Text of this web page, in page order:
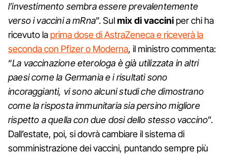
l’investimento sembra essere prevalentemente
verso i vaccini a mRna”. Sulmix di vacciniper chi ha
ricevuto la prima dose di AstraZeneca e riceverà la
seconda con Pfizer o Moderna, il ministro commenta:
“La vaccinazione eterologa è già utilizzata in altri
paesi come la Germania e i risultati sono
incoraggianti, vi sono alcuni studi che dimostrano
come la risposta immunitaria sia persino migliore
rispetto a quella con due dosi dello stesso vaccino”.
Dall’estate, poi, si dovrà cambiare il sistema di
somministrazione dei vaccini, puntando sempre più